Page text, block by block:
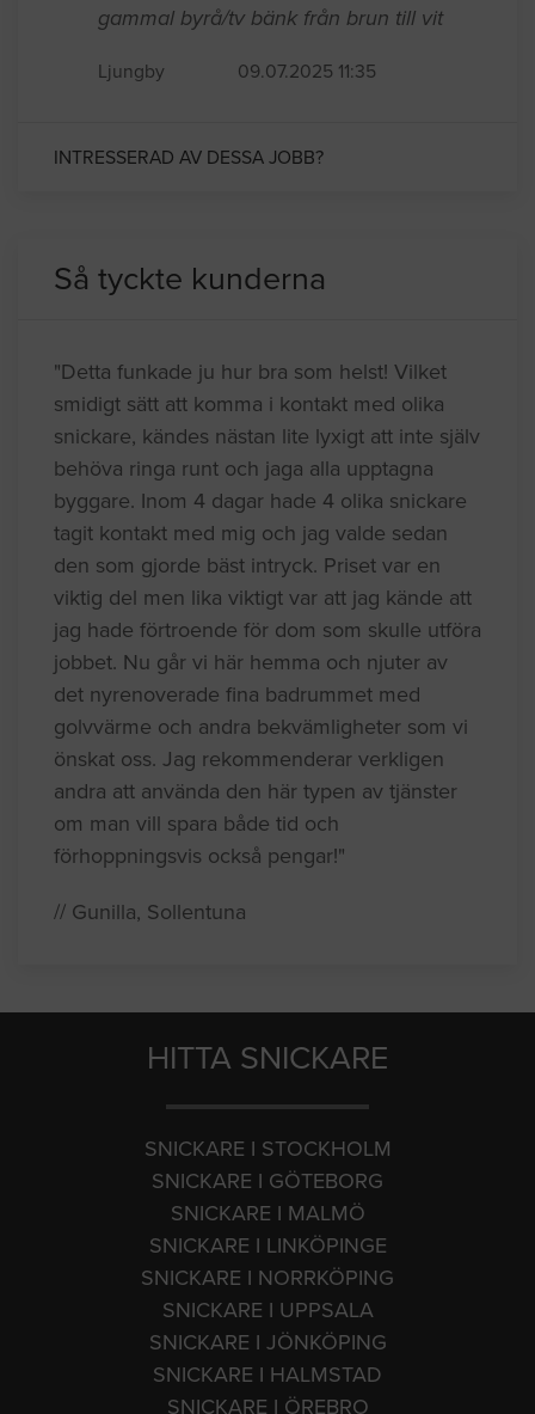
gammal byrå/tv bänk från brun till vit
Ljungby 09.07.2025 11:35
INTRESSERAD AV DESSA JOBB?
Så tyckte kunderna
"Detta funkade ju hur bra som helst! Vilket
smidigt sätt att komma i kontakt med olika
snickare, kändes nästan lite lyxigt att inte själv
behöva ringa runt och jaga alla upptagna
byggare. Inom 4 dagar hade 4 olika snickare
tagit kontakt med mig och jag valde sedan
den som gjorde bäst intryck. Priset var en
viktig del men lika viktigt var att jag kände att
jag hade förtroende för dom som skulle utföra
jobbet. Nu går vi här hemma och njuter av
det nyrenoverade fina badrummet med
golvvärme och andra bekvämligheter som vi
önskat oss. Jag rekommenderar verkligen
andra att använda den här typen av tjänster
om man vill spara både tid och
förhoppningsvis också pengar!"
// Gunilla, Sollentuna
HITTA SNICKARE
SNICKARE I STOCKHOLM
SNICKARE I GÖTEBORG
SNICKARE I MALMÖ
SNICKARE I LINKÖPINGE
SNICKARE I NORRKÖPING
SNICKARE I UPPSALA
SNICKARE I JÖNKÖPING
SNICKARE I HALMSTAD
SNICKARE I ÖREBRO